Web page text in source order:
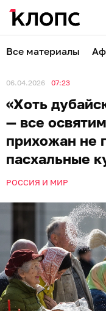
Все материалы
06.04.2026 07:23
«Хоть
— все
прихожан не
пасхальные
РОССИЯ И МИР